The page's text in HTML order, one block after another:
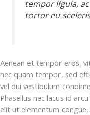
tempor ligula,
tortor eu
Aenean et tempor eros,
nec quam tempor, sed
vel dui vestibulum
Phasellus nec lacus id
elit ut elementum